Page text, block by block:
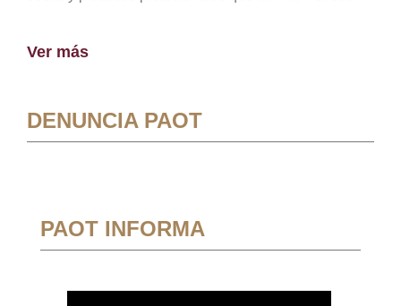
Ver más
DENUNCIA PAOT
PAOT INFORMA